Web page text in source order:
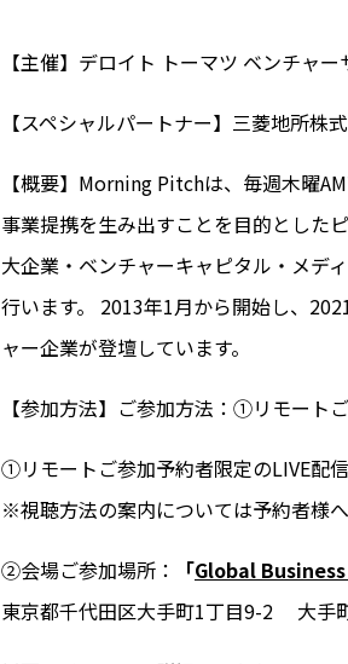
【主催】デロイト トーマツ ベンチャ
【スペシャルパートナー】三菱地所株
【概要】Morning Pitchは、毎週木曜
事業提携を生み出すことを目的とした
大企業・ベンチャーキャピタル・メデ
行います。 2013年1月から開始し、
ャー企業が登壇しています。
【参加方法】ご参加方法：①リモー
①リモートご参加予約者限定のLIVE配
※視聴方法の案内については予約者様
②会場ご参加場所： 「Global
東京都千代田区大手町1丁目9-2 大手